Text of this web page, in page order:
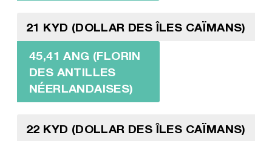
21 KYD (DOLLAR DES ÎLES CAÏMANS)
45,41 ANG (FLORIN
DES ANTILLES
NÉERLANDAISES)
22 KYD (DOLLAR DES ÎLES CAÏMANS)